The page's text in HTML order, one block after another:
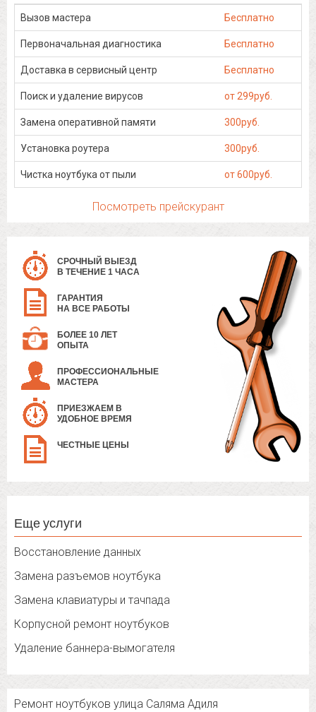
Вызов мастера Бесплатно
Первоначальная диагностика Бесплатно
Доставка в сервисный центр Бесплатно
Поиск и удаление вирусов от 299руб.
Замена оперативной памяти 300руб.
Установка роутера 300руб.
Чистка ноутбука от пыли от 600руб.
Посмотреть прейскурант
СРОЧНЫЙ ВЫЕЗД
В ТЕЧЕНИЕ 1 ЧАСА
ГАРАНТИЯ
НА ВСЕ РАБОТЫ
БОЛЕЕ 10 ЛЕТ
ОПЫТА
ПРОФЕССИОНАЛЬНЫЕ
МАСТЕРА
ПРИЕЗЖАЕМ В
УДОБНОЕ ВРЕМЯ
ЧЕСТНЫЕ ЦЕНЫ
Еще услуги
Восстановление данных
Замена разъемов ноутбука
Замена клавиатуры и тачпада
Корпусной ремонт ноутбуков
Удаление баннера-вымогателя
Ремонт ноутбуков улица Саляма Адиля